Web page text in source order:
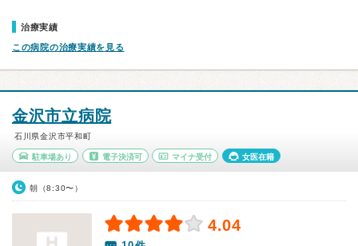
治療実績
この病院の治療実績を見る
金沢市立病院
石川県金沢市平和町
駐車場あり 電子決済可 マイナ受付 女医在籍
朝（8:30〜）
4.04